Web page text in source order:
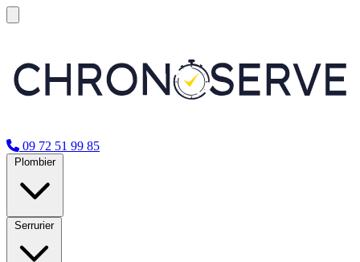
09 72 51 99 85
Plombier
Serrurier